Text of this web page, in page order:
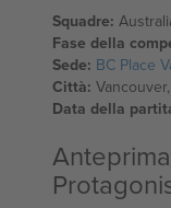
Squadre:
Fase della
Sede: BC Place
Città:
Data della